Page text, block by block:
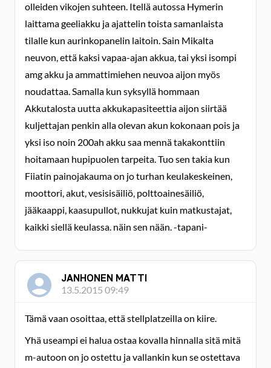
olleiden vikojen suhteen. Itellä autossa Hymerin
laittama geeliakku ja ajattelin toista samanlaista
tilalle kun aurinkopanelin laitoin. Sain Mikalta
neuvon, että kaksi vapaa-ajan akkua, tai yksi isompi
amg akku ja ammattimiehen neuvoa aijon myös
noudattaa. Samalla kun syksyllä hommaan
Akkutalosta uutta akkukapasiteettia aijon siirtää
kuljettajan penkin alla olevan akun kokonaan pois ja
yksi iso noin 200ah akku saa mennä takakonttiin
hoitamaan hupipuolen tarpeita. Tuo sen takia kun
Fiiatin painojakauma on jo turhan keulakeskeinen,
moottori, akut, vesisisäiliö, polttoainesäiliö,
jääkaappi, kaasupullot, nukkujat kuin matkustajat,
kaikki siellä keulassa. näin sen nään. -tapani-
JANHONEN MATTI
13.5.2015 09:49
Tämä vaan osoittaa, että stellplatzeilla on kiire.
Yhä useampi ei halua ostaa kovalla hinnalla sitä mitä
m-autoon on jo ostettu ja vallankin kun se ostettava